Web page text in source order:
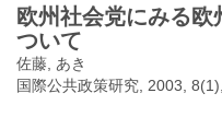
欧州社会党にみる
ついて
佐藤, あき
国際公共政策研究, 2003,